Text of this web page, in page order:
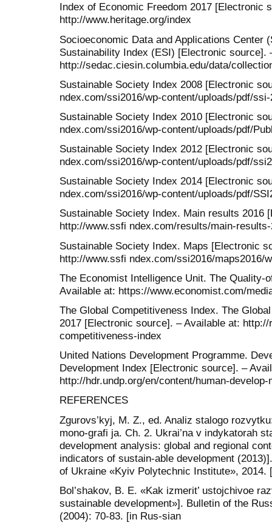
Index of Economic Freedom 2017 [Electronic
http://www.heritage.org/index
Socioeconomic Data and Applications Center
Sustainability Index (ESI) [Electronic source].
http://sedac.ciesin.columbia.edu/data/
Sustainable Society Index 2008 [Electronic
ndex.com/ssi2016/wp-content/uploads/pdf/
Sustainable Society Index 2010 [Electronic
ndex.com/ssi2016/wp-content/uploads/pdf/
Sustainable Society Index 2012 [Electronic
ndex.com/ssi2016/wp-content/uploads/pdf/
Sustainable Society Index 2014 [Electronic
ndex.com/ssi2016/wp-content/uploads/pdf/
Sustainable Society Index. Main results 2016
http://www.ssfi ndex.com/results/main-
Sustainable Society Index. Maps [Electronic
http://www.ssfi ndex.com/ssi2016/maps2016/
The Economist Intelligence Unit. The Quality-
Available at: https://www.economist.com/
The Global Competitiveness Index. The
2017 [Electronic source]. – Available at:
competitiveness-index
United Nations Development Programme.
Development Index [Electronic source]. –
http://hdr.undp.org/en/content/human-
REFERENCES
Zgurovs’kyj, M. Z., ed. Analiz stalogo
mono-grafi ja. Ch. 2. Ukrai’na v indykatorah
development analysis: global and regional
indicators of sustain-able development
of Ukraine «Kyiv Polytechnic Institute», 2014.
Bol’shakov, B. E. «Kak izmerit’ ustojchivoe
sustainable development»]. Bulletin of the
(2004): 70-83. [in Rus-sian